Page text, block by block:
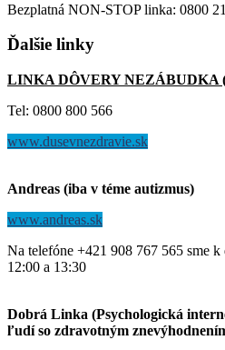
Bezplatná NON-STOP linka: 0800
Ďalšie linky
LINKA DÔVERY NEZÁBUDKA
Tel: 0800 800 566
www.dusevnezdravie.sk
Andreas (iba v téme autizmus)
www.andreas.sk
Na telefóne +421 908 767 565 sme
12:00 a 13:30
Dobrá Linka (Psychologická
ľudí so zdravotným